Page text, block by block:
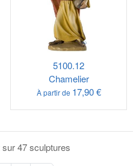
5100.12
Chamelier
À partir de 17,90 €
47 sculptures